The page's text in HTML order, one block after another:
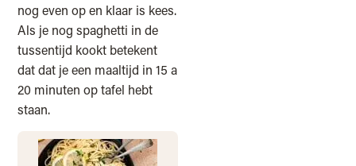
nog even op en klaar is kees.
Als je nog spaghetti in de
tussentijd kookt betekent
dat dat je een maaltijd in 15 a
20 minuten op tafel hebt
staan.